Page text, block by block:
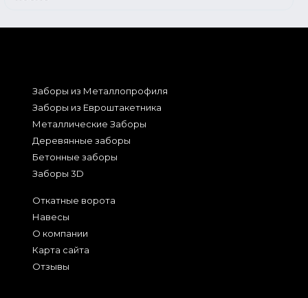
Заборы из Металлопрофиля
Заборы из Евроштакетника
Металлические Заборы
Деревянные заборы
Бетонные заборы
Заборы 3D
Откатные ворота
Навесы
О компании
Карта сайта
Отзывы